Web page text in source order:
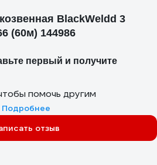
BlackWeldd 3
(60м) 144986
первый и получите
помочь другим
Подробнее
отзыв